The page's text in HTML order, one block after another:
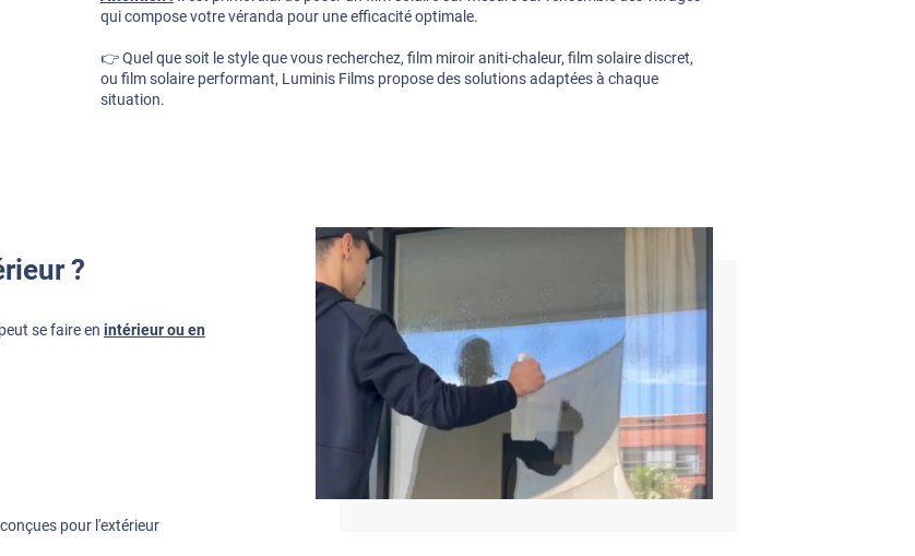
qui compose votre véranda pour une efficacité optimale.
👉 Quel que soit le style que vous recherchez, film miroir aniti-chaleur, film solaire discret,
ou film solaire performant, Luminis Films propose des solutions adaptées à chaque
situation.
?
se faire en intérieur ou en
pour l'extérieur